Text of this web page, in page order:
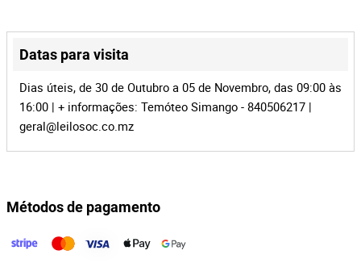
Id do leilão 36408
Id do lote 159579
+
−
Datas para visita
Dias úteis, de 30 de Outubro a 05 de Novembro, das 09:00 às
16:00 | + informações: Temóteo Simango - 840506217 |
geral@leilosoc.co.mz
Métodos de pagamento